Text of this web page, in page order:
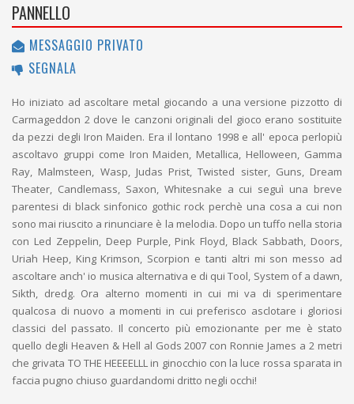
PANNELLO
MESSAGGIO PRIVATO
SEGNALA
Ho iniziato ad ascoltare metal giocando a una versione pizzotto di
Carmageddon 2 dove le canzoni originali del gioco erano sostituite
da pezzi degli Iron Maiden. Era il lontano 1998 e all' epoca perlopiù
ascoltavo gruppi come Iron Maiden, Metallica, Helloween, Gamma
Ray, Malmsteen, Wasp, Judas Prist, Twisted sister, Guns, Dream
Theater, Candlemass, Saxon, Whitesnake a cui seguì una breve
parentesi di black sinfonico gothic rock perchè una cosa a cui non
sono mai riuscito a rinunciare è la melodia. Dopo un tuffo nella storia
con Led Zeppelin, Deep Purple, Pink Floyd, Black Sabbath, Doors,
Uriah Heep, King Krimson, Scorpion e tanti altri mi son messo ad
ascoltare anch' io musica alternativa e di qui Tool, System of a dawn,
Sikth, dredg. Ora alterno momenti in cui mi va di sperimentare
qualcosa di nuovo a momenti in cui preferisco asclotare i gloriosi
classici del passato. Il concerto più emozionante per me è stato
quello degli Heaven & Hell al Gods 2007 con Ronnie James a 2 metri
che grivata TO THE HEEEELLL in ginocchio con la luce rossa sparata in
faccia pugno chiuso guardandomi dritto negli occhi!